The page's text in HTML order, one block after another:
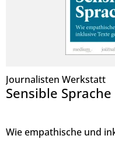
Journalisten Werkstatt
Sensible Sprache
Wie empathische und